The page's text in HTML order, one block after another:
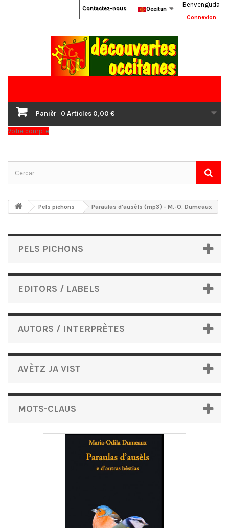
Benvenguda
Connexion
Occitan
Contactez-nous
Panièr 0 Articles 0,00 €
Votre compte
Pels pichons Paraulas d'ausèls (mp3) - M.-O. Dumeaux
PELS PICHONS
EDITORS / LABELS
AUTORS / INTERPRÈTES
AVÈTZ JA VIST
MOTS-CLAUS